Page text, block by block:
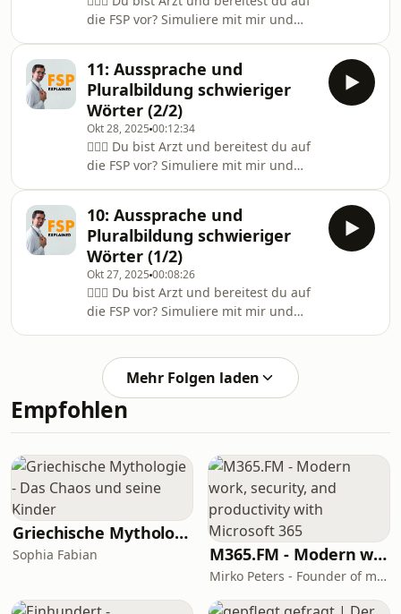
ü-übersetzungFolge mir auf Social
Media und schreib mich gerne an:📸
@noahs.class🇩🇪
www.noahsclass.com✉️
noahs.class.info@gmail.com.
die FSP vor? Simuliere mit mir und
Simulationen:
www.noahsclass.comFolge mir auf
Social Media und schreib mich gerne
an:📸 @noahs.class🇩🇪
www.noahsclass.com✉️
noahs.class.info@gmail.com
11: Aussprache und
Pluralbildung schwieriger
Wörter (2/2)
Okt 28, 2025 00:12:34
👨🏽‍⚕️ Du bist Arzt und bereitest du auf
die FSP vor? Simuliere mit mir und
Simulationen: www.noahsclass.com✍🏽
Transkripte findest du hier:
https://www.noahsclass.com/post/10-
aussprache-und-pluralbildung-
schwieriger-wörterFolge mir auf
Social Media und schreib mich gerne
an:📸 @noahs.class🇩🇪
www.noahsclass.com✉️
noahs.class.info@gma
10: Aussprache und
Pluralbildung schwieriger
Wörter (1/2)
Okt 27, 2025 00:08:26
👨🏽‍⚕️ Du bist Arzt und bereitest du auf
die FSP vor? Simuliere mit mir und
Simulationen: www.noahsclass.com✍🏽
Transkripte findest du hier:
https://www.noahsclass.com/post/folge-
10-aussprache-und-pluralbildung-
Social Media und schreib mich gerne
an:📸 @noahs.class🇩🇪
www.noahsclass.com✉️ noahs.class.
Mehr Folgen laden
Empfohlen
Griechische Mythologie - Das Chaos und seine Kinder
Sophia Fabian M365.FM - Modern work, security, and productivity with Microsoft 365
Mirko Peters - Founder of m365.fm, m365.show and m365con.net